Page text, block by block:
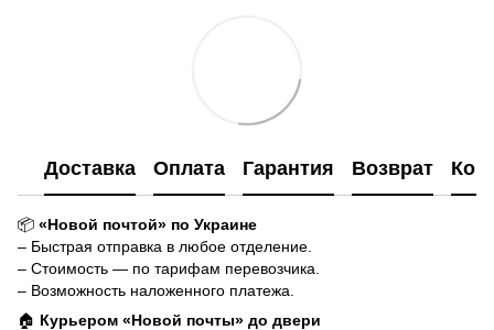
Доставка Оплата Гарантия Возврат
📦 «Новой почтой» по Украине
– Быстрая отправка в любое отделение.
– Стоимость — по тарифам перевозчика.
– Возможность наложенного платежа.
🏠 Курьером «Новой почты» до двери